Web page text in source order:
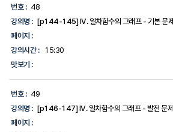
번호 : 48
강의명 : [p144-145] IV. 일차함수의 그래프 - 기본 문제
페이지 :
강의시간 :
15:30
맛보기 :
번호 : 49
강의명 : [p146-147] IV. 일차함수의 그래프 - 발전 문제
페이지 :